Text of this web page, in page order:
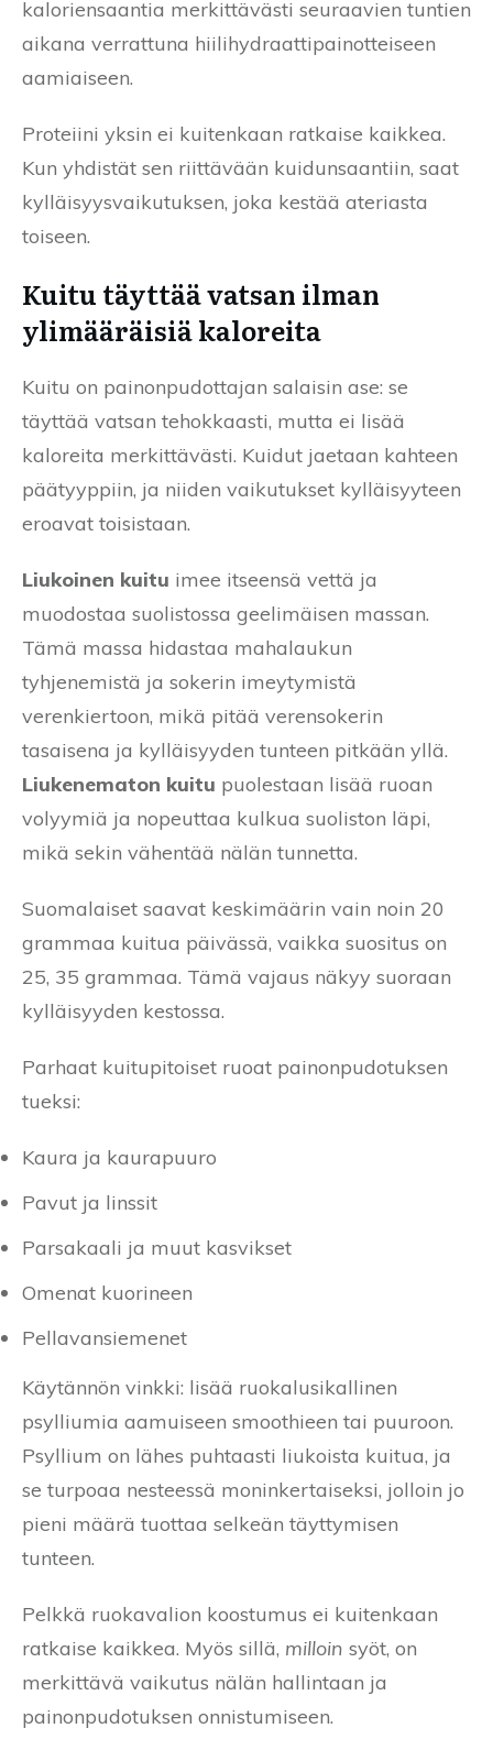
kaloriensaantia merkittävästi seuraavien tuntien
aikana verrattuna hiilihydraattipainotteiseen
aamiaiseen.
Proteiini yksin ei kuitenkaan ratkaise kaikkea.
Kun yhdistät sen riittävään kuidunsaantiin, saat
kylläisyysvaikutuksen, joka kestää ateriasta
toiseen.
Kuitu täyttää vatsan ilman
ylimääräisiä kaloreita
Kuitu on painonpudottajan salaisin ase: se
täyttää vatsan tehokkaasti, mutta ei lisää
kaloreita merkittävästi. Kuidut jaetaan kahteen
päätyyppiin, ja niiden vaikutukset kylläisyyteen
eroavat toisistaan.
Liukoinen kuitu imee itseensä vettä ja
muodostaa suolistossa geelimäisen massan.
Tämä massa hidastaa mahalaukun
tyhjenemistä ja sokerin imeytymistä
verenkiertoon, mikä pitää verensokerin
tasaisena ja kylläisyyden tunteen pitkään yllä.
Liukenematon kuitu puolestaan lisää ruoan
volyymiä ja nopeuttaa kulkua suoliston läpi,
mikä sekin vähentää nälän tunnetta.
Suomalaiset saavat keskimäärin vain noin 20
grammaa kuitua päivässä, vaikka suositus on
25, 35 grammaa. Tämä vajaus näkyy suoraan
kylläisyyden kestossa.
Parhaat kuitupitoiset ruoat painonpudotuksen
tueksi:
Kaura ja kaurapuuro
Pavut ja linssit
Parsakaali ja muut kasvikset
Omenat kuorineen
Pellavansiemenet
Käytännön vinkki: lisää ruokalusikallinen
psylliumia aamuiseen smoothieen tai puuroon.
Psyllium on lähes puhtaasti liukoista kuitua, ja
se turpoaa nesteessä moninkertaiseksi, jolloin jo
pieni määrä tuottaa selkeän täyttymisen
tunteen.
Pelkkä ruokavalion koostumus ei kuitenkaan
ratkaise kaikkea. Myös sillä, milloin syöt, on
merkittävä vaikutus nälän hallintaan ja
painonpudotuksen onnistumiseen.